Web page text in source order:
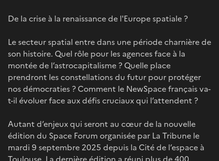
De la crise à la renaissance de l'Europe spatiale ?
Le secteur spatial entre dans une période charnière de
son histoire. Quel rôle pour les agences face à la
montée de l’astrocapitalisme ? Quelle place
prendront les constellations du futur pour protéger
nos démocraties ? Comment le NewSpace français va-
t-il évoluer face aux défis cruciaux qui l’attendent ?
Autant d’enjeux qui seront au cœur de la nouvelle
édition du Space Forum organisée par La Tribune le
mardi 9 septembre 2025 depuis la Cité de l’espace à